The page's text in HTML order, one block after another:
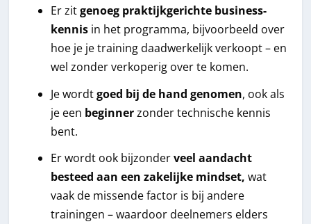
Er zitgenoeg praktijkgerichte business-
kennis in het programma, bijvoorbeeld over
hoe je je training daadwerkelijk verkoopt – en
wel zonder verkoperig over te komen.
Je wordtgoed bij de hand genomen, ook als
je een beginnerzonder technische kennis
bent.
Er wordt ook bijzonderveel aandacht
besteed aan een zakelijke mindset,wat
vaak de missende factor is bij andere
trainingen – waardoor deelnemers elders